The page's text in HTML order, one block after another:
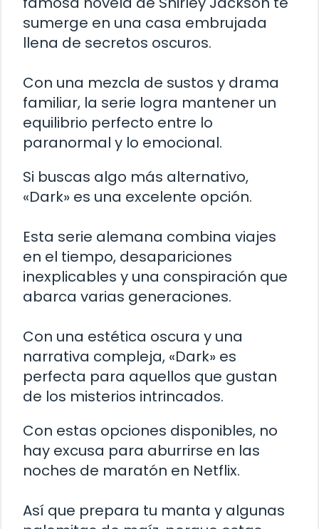
sumerge en una casa embrujada
llena de secretos oscuros.
Con una mezcla de sustos y drama
familiar, la serie logra mantener un
equilibrio perfecto entre lo
paranormal y lo emocional.
Si buscas algo más alternativo,
«Dark» es una excelente opción.
Esta serie alemana combina viajes
en el tiempo, desapariciones
inexplicables y una conspiración que
abarca varias generaciones.
Con una estética oscura y una
narrativa compleja, «Dark» es
perfecta para aquellos que gustan
de los misterios intrincados.
Con estas opciones disponibles, no
hay excusa para aburrirse en las
noches de maratón en Netflix.
Así que prepara tu manta y algunas